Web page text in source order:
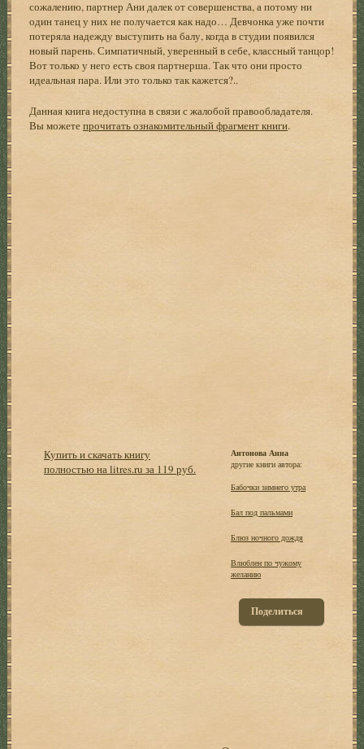
сожалению, партнер Ани далек от совершенства, а потому ни
один танец у них не получается как надо… Девчонка уже почти
потеряла надежду выступить на балу, когда в студии появился
новый парень. Симпатичный, уверенный в себе, классный танцор!
Вот только у него есть своя партнерша. Так что они просто
идеальная пара. Или это только так кажется?..
Данная книга недоступна в связи с жалобой правообладателя.
Вы можетепрочитать ознакомительный фрагмент книги.
Купить и скачать книгу
полностью на litres.ru за 119 руб.
Антонова Анна
другие книги автора:
Бабочки зимнего утра
Бал под пальмами
Блюз ночного дождя
Влюблен по чужому
желанию
Поделиться